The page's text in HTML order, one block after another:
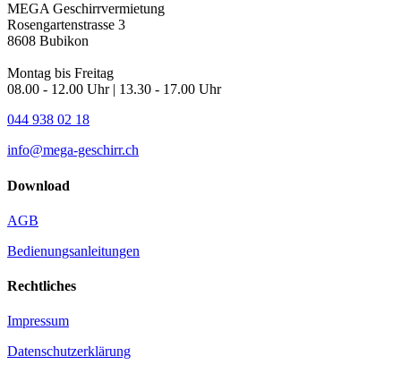
MEGA Geschirrvermietung
Rosengartenstrasse 3
8608 Bubikon
Montag bis Freitag
08.00 - 12.00 Uhr | 13.30 - 17.00 Uhr
044 938 02 18
info@mega-geschirr.ch
Download
AGB
Bedienungsanleitungen
Rechtliches
Impressum
Datenschutzerklärung